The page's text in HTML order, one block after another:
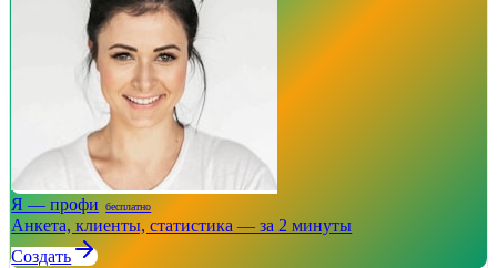
Я — профи бесплатно
Анкета, клиенты, статистика — за 2 минуты
Создать